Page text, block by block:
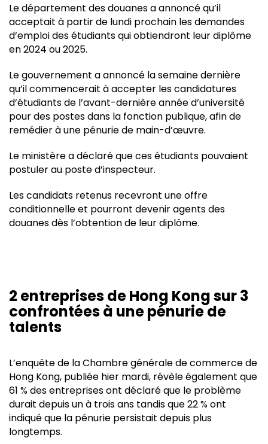
Le département des douanes a annoncé qu’il
acceptait à partir de lundi prochain les demandes
d’emploi des étudiants qui obtiendront leur diplôme
en 2024 ou 2025.
Le gouvernement a annoncé la semaine dernière
qu’il commencerait à accepter les candidatures
d’étudiants de l’avant-dernière année d’université
pour des postes dans la fonction publique, afin de
remédier à une pénurie de main-d’œuvre.
Le ministère a déclaré que ces étudiants pouvaient
postuler au poste d’inspecteur.
Les candidats retenus recevront une offre
conditionnelle et pourront devenir agents des
douanes dès l’obtention de leur diplôme.
2 entreprises de Hong Kong sur 3
confrontées à une pénurie de
talents
L’enquête de la Chambre générale de commerce de
Hong Kong, publiée hier mardi, révèle également que
61 % des entreprises ont déclaré que le problème
durait depuis un à trois ans tandis que 22 % ont
indiqué que la pénurie persistait depuis plus
longtemps.